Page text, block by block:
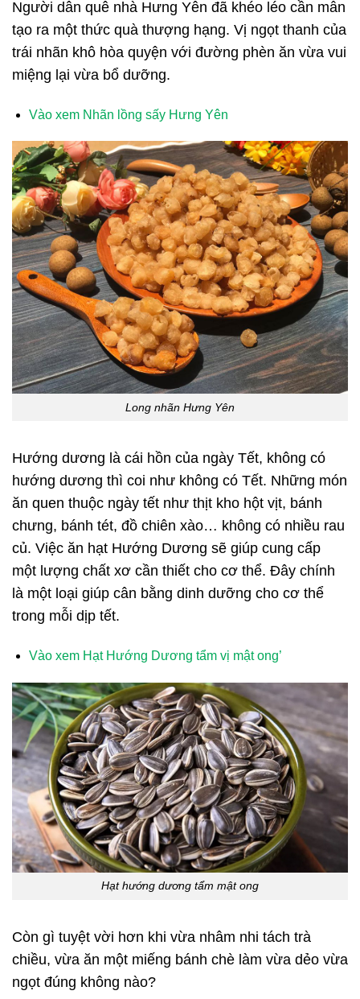
Người dân quê nhà Hưng Yên đã khéo léo cần mẫn
tạo ra một thức quà thượng hạng. Vị ngọt thanh của
trái nhãn khô hòa quyện với đường phèn ăn vừa vui
miệng lại vừa bổ dưỡng.
Vào xem Nhãn lồng sấy Hưng Yên
Long nhãn Hưng Yên
Hướng dương là cái hồn của ngày Tết, không có
hướng dương thì coi như không có Tết. Những món
ăn quen thuộc ngày tết như thịt kho hột vịt, bánh
chưng, bánh tét, đồ chiên xào… không có nhiều rau
củ. Việc ăn hạt Hướng Dương sẽ giúp cung cấp
một lượng chất xơ cần thiết cho cơ thể. Đây chính
là một loại giúp cân bằng dinh dưỡng cho cơ thể
trong mỗi dịp tết.
Vào xem Hạt Hướng Dương tẩm vị mật ong’
Hạt hướng dương tẩm mật ong
Còn gì tuyệt vời hơn khi vừa nhâm nhi tách trà
chiều, vừa ăn một miếng bánh chè làm vừa dẻo vừa
ngọt đúng không nào?